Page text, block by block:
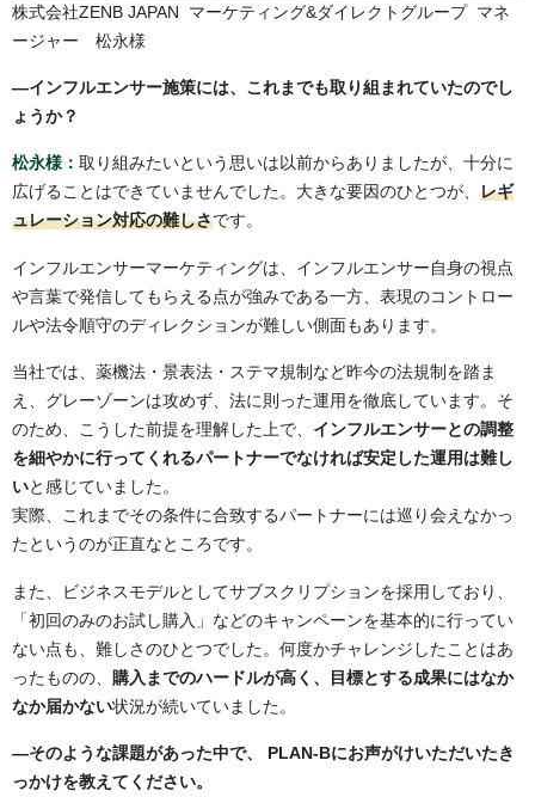
株式会社ZENB JAPAN マーケティング&ダイレクトグループ マネ
ージャー 松永様
―インフルエンサー施策には、これまでも取り組まれていたのでし
ょうか？
松永様： 取り組みたいという思いは以前からありましたが、十分に
広げることはできていませんでした。大きな要因のひとつが、 レギ
ュレーション対応の難しさです。
インフルエンサーマーケティングは、インフルエンサー自身の視点
や言葉で発信してもらえる点が強みである一方、表現のコントロー
ルや法令順守のディレクションが難しい側面もあります。
当社では、薬機法・景表法・ステマ規制など昨今の法規制を踏ま
え、グレーゾーンは攻めず、法に則った運用を徹底しています。そ
のため、こうした前提を理解した上で、 インフルエンサーとの調整
を細やかに行ってくれるパートナーでなければ安定した運用は難し
いと感じていました。
実際、これまでその条件に合致するパートナーには巡り会えなかっ
たというのが正直なところです。
また、ビジネスモデルとしてサブスクリプションを採用しており、
「初回のみのお試し購入」などのキャンペーンを基本的に行ってい
ない点も、難しさのひとつでした。何度かチャレンジしたことはあ
ったものの、
購入までのハードルが高く、目標とする成果にはなか
なか届かない状況が続いていました。
―そのような課題があった中で、 PLAN-Bにお声がけいただいたき
っかけを教えてください。